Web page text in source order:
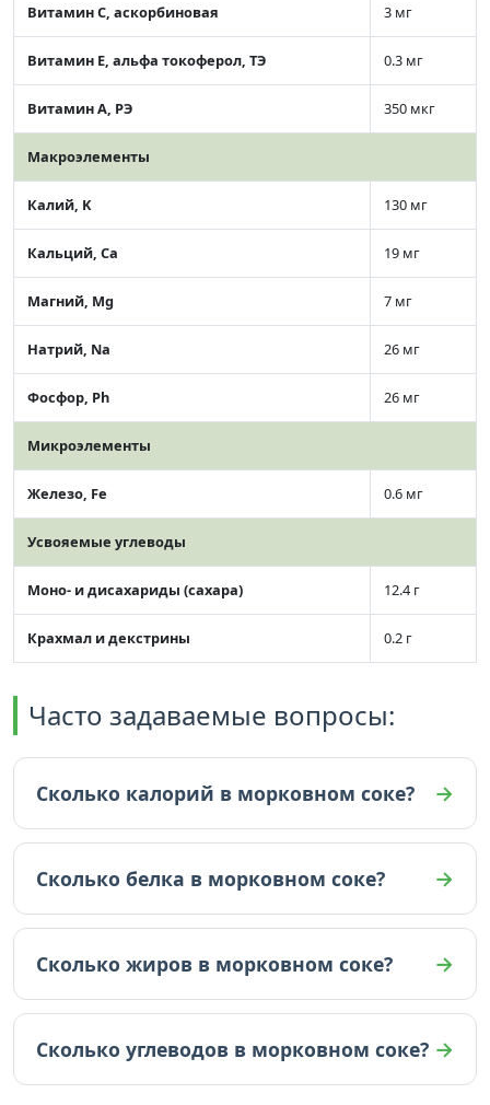
Витамин C, аскорбиновая 3 мг
Витамин Е, альфа токоферол, ТЭ 0.3 мг
Витамин А, РЭ 350 мкг
Макроэлементы
Калий, K 130 мг
Кальций, Ca 19 мг
Магний, Mg 7 мг
Натрий, Na 26 мг
Фосфор, Ph 26 мг
Микроэлементы
Железо, Fe 0.6 мг
Усвояемые углеводы
Моно- и дисахариды (сахара) 12.4 г
Крахмал и декстрины 0.2 г
Часто задаваемые вопросы:
Сколько калорий в морковном соке?
В морковном соке 56 ккал (на 100г).
Сколько белка в морковном соке?
В морковном соке 1.1 граммов белка (на 100г).
Сколько жиров в морковном соке?
В морковном соке 0.1 граммов жиров (на 100г).
Сколько углеводов в морковном соке?